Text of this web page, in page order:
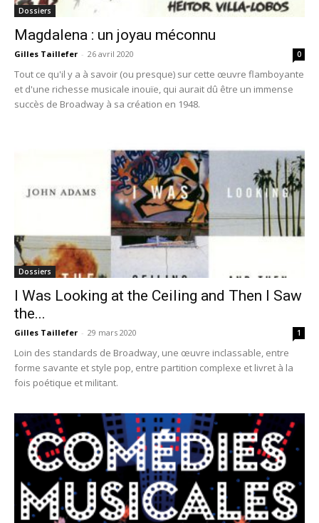
Dossiers
Magdalena : un joyau méconnu
Gilles Taillefer - 26 avril 2020 0
Tout ce qu'il y a à savoir (ou presque) sur cette œuvre flamboyante
et d'une richesse musicale inouïe, qui aurait dû être un immense
succès de Broadway à sa création en 1948.
Dossiers
I Was Looking at the Ceiling and Then I Saw
the...
Gilles Taillefer - 29 mars 2020 1
Loin des standards de Broadway, une œuvre inclassable, entre
forme savante et style pop, entre partition complexe et livret à la
fois poétique et militant.